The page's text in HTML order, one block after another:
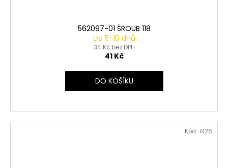
562097-01 ŠROUB 118
Do 5-10 dnů
34 Kč bez DPH
41 Kč
DO KOŠÍKU
Kód: 1426